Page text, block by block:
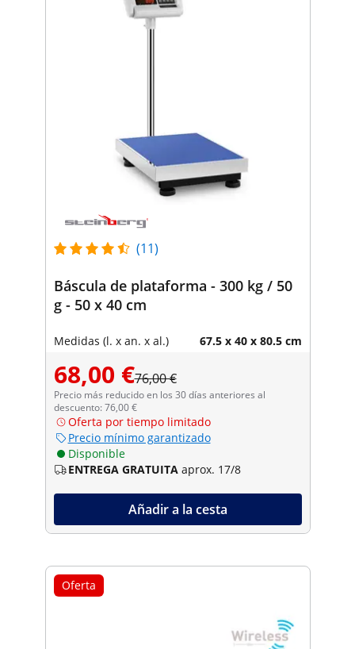
(11)
Báscula de plataforma - 300 kg / 50
g - 50 x 40 cm
Medidas (l. x an. x al.) 67.5 x 40 x 80.5 cm
68,00 €76,00 €
Precio más reducido en los 30 días anteriores al
descuento: 76,00 €
Oferta por tiempo limitado
Precio mínimo garantizado
Disponible
ENTREGA GRATUITA aprox. 17/8
Añadir a la cesta
Oferta